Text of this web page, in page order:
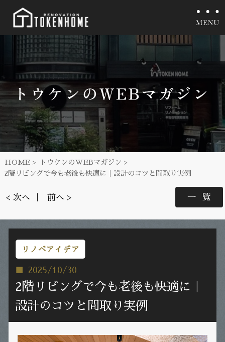
HOME
トウケンのWEBマガジン
2階リビングで今も老後も快適に｜設計のコツと間取り実例
一覧
< 次へ 前へ >
リノベアイデア
2025/10/30
2階リビングで今も老後も快適に｜
設計のコツと間取り実例